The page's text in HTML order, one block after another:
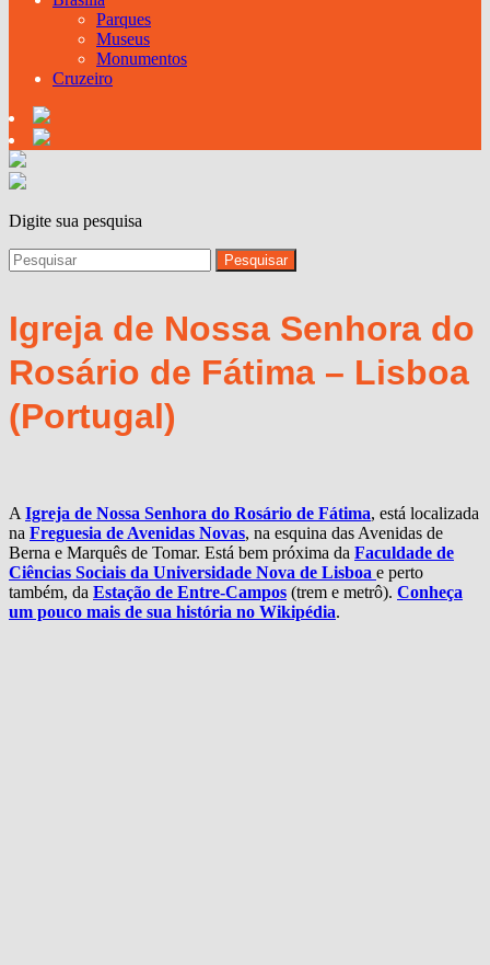
Parques
Museus
Monumentos
Cruzeiro
Digite sua pesquisa
Igreja de Nossa Senhora do
Rosário de Fátima – Lisboa
(Portugal)
A Igreja de Nossa Senhora do Rosário de Fátima, está localizada
na Freguesia de Avenidas Novas, na esquina das Avenidas de
Berna e Marquês de Tomar. Está bem próxima da Faculdade de
Ciências Sociais da Universidade Nova de Lisboa e perto
também, da Estação de Entre-Campos (trem e metrô). Conheça
um pouco mais de sua história no Wikipédia.